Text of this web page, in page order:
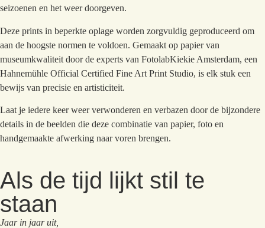
seizoenen en het weer doorgeven.
Deze prints in beperkte oplage worden zorgvuldig geproduceerd om
aan de hoogste normen te voldoen. Gemaakt op papier van
museumkwaliteit door de experts van FotolabKiekie Amsterdam, een
Hahnemühle Official Certified Fine Art Print Studio, is elk stuk een
bewijs van precisie en artisticiteit.
Laat je iedere keer weer verwonderen en verbazen door de bijzondere
details in de beelden die deze combinatie van papier, foto en
handgemaakte afwerking naar voren brengen.
Als de tijd lijkt stil te
staan
Jaar in jaar uit,